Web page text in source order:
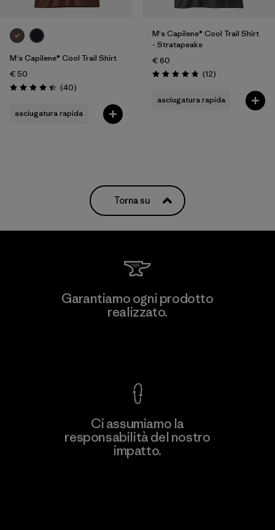
Filtra per
Caratteristiche
Filtra per
Tessuto
M's Capilene® Cool Trail Shirt
€ 50
Valutazione: 4.4 / 5
(40Recensioni
)
asciugatura rapida
M's Capilene® Cool Trail Shirt
- Stratapeaks
€ 60
Valutazione: 4.8 / 5
(12Recensioni
)
asciugatura rapida
Torna su
Garantiamo ogni prodotto
realizzato.
Ci assumiamo la
responsabilità del nostro
impatto.